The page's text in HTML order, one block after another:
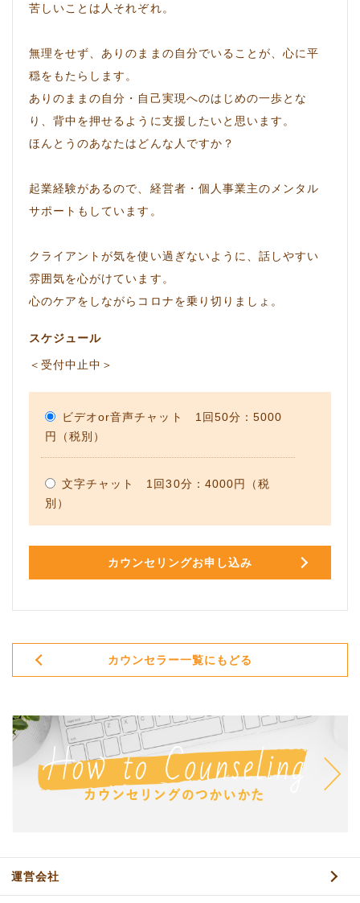
苦しいことは人それぞれ。
無理をせず、ありのままの自分でいることが、心に平
穏をもたらします。
ありのままの自分・自己実現へのはじめの一歩とな
り、背中を押せるように支援したいと思います。
ほんとうのあなたはどんな人ですか？
起業経験があるので、経営者・個人事業主のメンタル
サポートもしています。
クライアントが気を使い過ぎないように、話しやすい
雰囲気を心がけています。
心のケアをしながらコロナを乗り切りましょ。
スケジュール
＜受付中止中＞
ビデオor音声チャット 1回50分：5000
円（税別）
文字チャット 1回30分：4000円（税
別）
カウンセリングお申し込み
カウンセラー一覧にもどる
運営会社